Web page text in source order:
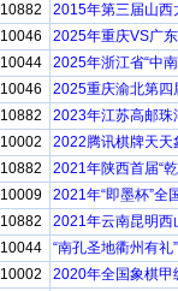
10882
2015年第三届山西
10046
2025年重庆VS广
10044
2025年浙江省“中
10046
2025重庆渝北第四
10882
2023年江苏高邮珠
10002
2022腾讯棋牌天天
10882
2021年陕西首届“
10009
2021年“即墨杯”全
10882
2021年云南昆明西
10044
“南孔圣地衢州有
10002
2020年全国象棋甲